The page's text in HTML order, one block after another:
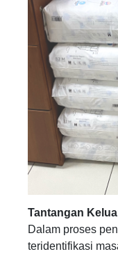
Tantangan
Dalam proses
teridentifikasi